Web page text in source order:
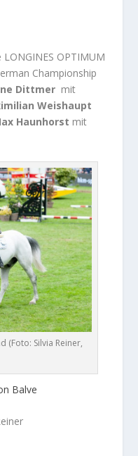
OPTIMUM
Championship
Dittmer mit
Weishaupt
Haunhorst mit
(Foto: Silvia Reiner,
Balve